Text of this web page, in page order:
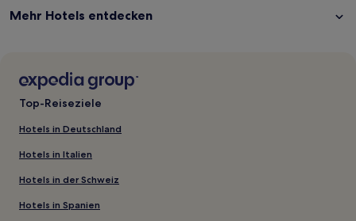
siehe
weitere
Mehr Hotels entdecken
Top-Reiseziele
Hotels in Deutschland
Hotels in Italien
Hotels in der Schweiz
Hotels in Spanien